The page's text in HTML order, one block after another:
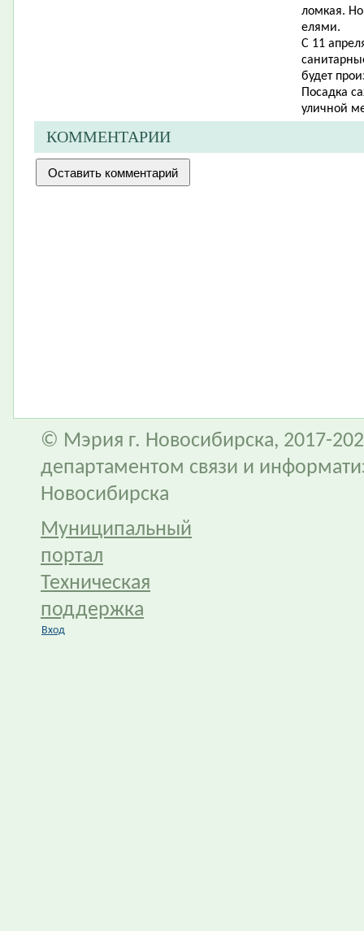
ломкая.
елями.
С 11
будет
Посадка
уличной
КОММЕНТАРИИ
© Мэрия г. Новосибирска, 2017-
департаментом связи и
Новосибирска
Муниципальный
портал
Техническая
поддержка
Вход